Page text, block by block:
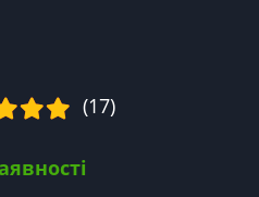
(17)